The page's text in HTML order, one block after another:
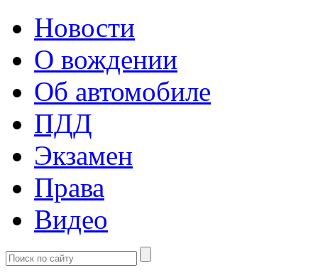
Новости
О вождении
Об автомобиле
ПДД
Экзамен
Права
Видео